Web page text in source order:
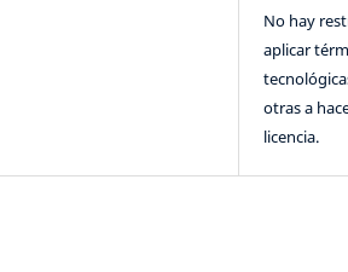
No hay
aplicar
otras a
licencia.